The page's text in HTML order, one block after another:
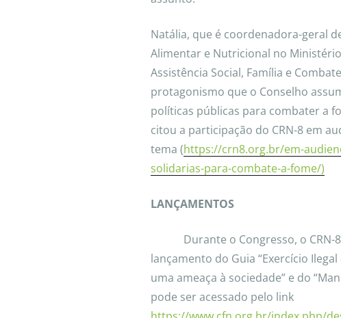
Natália, que é coordenadora-geral
Alimentar e Nutricional no
Assistência Social, Família e
protagonismo que o Conselho
políticas públicas para combater a
citou a participação do CRN-8 em
tema (https://crn8.org.br/em-
solidarias-para-combate-a-fome/)
LANÇAMENTOS
Durante o Congresso, o
lançamento do Guia “Exercício
uma ameaça à sociedade” e do
pode ser acessado pelo link